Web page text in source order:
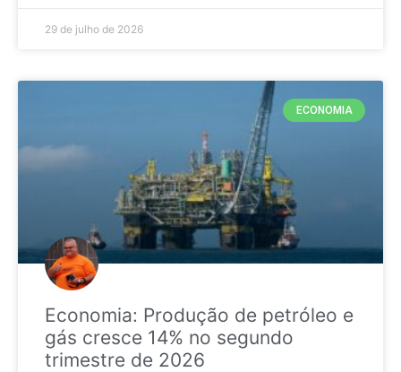
29 de julho de 2026
ECONOMIA
Economia: Produção de petróleo e
gás cresce 14% no segundo
trimestre de 2026